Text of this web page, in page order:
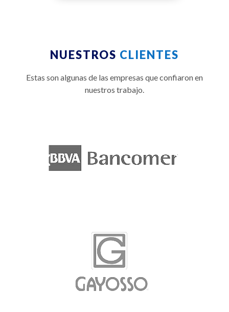
NUESTROS CLIENTES
Estas son algunas de las empresas que confiaron en
nuestros trabajo.